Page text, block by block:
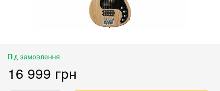
Під замовлення
16 999 грн